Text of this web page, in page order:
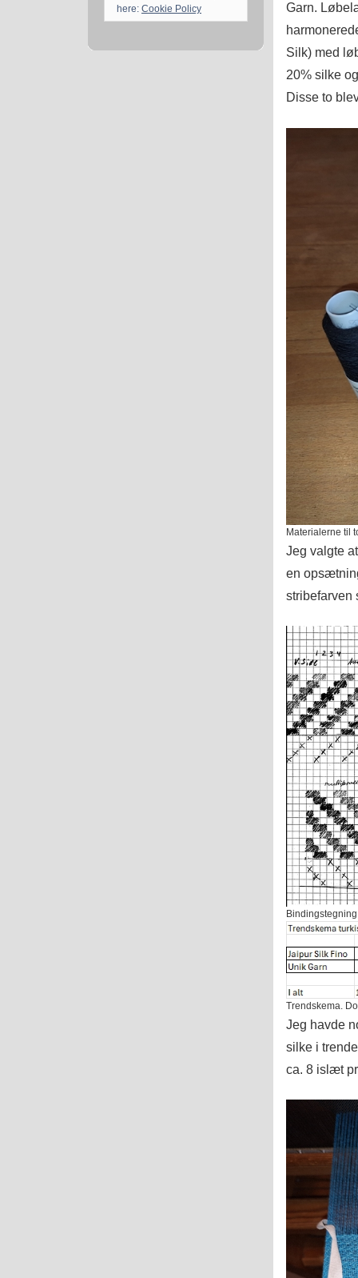
here: Cookie Policy
Garn.
Silk) med
20% silke
Disse to
Materialerne til
Jeg valgte
en
stribefarven
Bindingstegning
Trendskema.
Jeg havde
silke i
ca. 8 islæt